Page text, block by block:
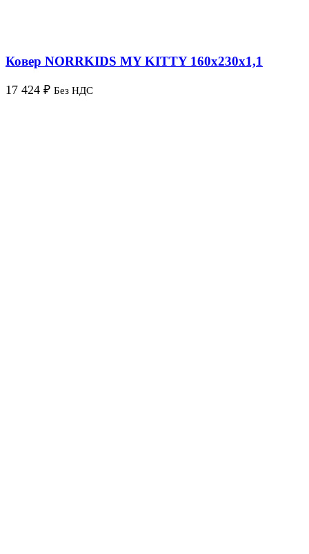
Ковер NORRKIDS MY KITTY 160х230х1,1
17 424 ₽ Без НДС